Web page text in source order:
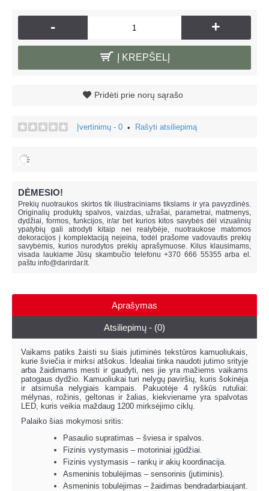
- +
Į KREPŠELĮ
Pridėti prie norų sąrašo
Įvertinimų - 0 • Rašyti atsiliepimą
DĖMESIO!
Prekių nuotraukos skirtos tik iliustraciniams tikslams ir yra pavyzdinės.
Originalių produktų spalvos, vaizdas, užrašai, parametrai, matmenys,
dydžiai, formos, funkcijos, ir/ar bet kurios kitos savybės dėl vizualinių
ypatybių gali atrodyti kitaip nei realybėje, nuotraukose matomos
dekoracijos į komplektaciją neįeina, todėl prašome vadovautis prekių
savybėmis, kurios nurodytos prekių aprašymuose. Kilus klausimams,
visada laukiame Jūsų skambučio telefonu +370 666 55355 arba el.
paštu info@darirdar.lt.
Aprašymas
Atsiliepimų - (0)
Vaikams patiks žaisti su šiais jutiminės tekstūros kamuoliukais,
kurie šviečia ir mirksi atšokus. Idealiai tinka naudoti jutimo srityje
arba žaidimams mesti ir gaudyti, nes jie yra mažiems vaikams
patogaus dydžio. Kamuoliukai turi nelygų paviršių, kuris šokinėja
ir atsimuša nelygiais kampais. Pakuotėje 4 ryškūs rutuliai:
mėlynas, rožinis, geltonas ir žalias, kiekviename yra spalvotas
LED, kuris veikia maždaug 1200 mirksėjimo ciklų.
Palaiko šias mokymosi sritis:
Pasaulio supratimas – šviesa ir spalvos.
Fizinis vystymasis – motoriniai įgūdžiai.
Fizinis vystymasis – rankų ir akių koordinacija.
Asmeninis tobulėjimas – sensorinis (jutiminis).
Asmeninis tobulėjimas – žaidimas bendradarbiaujant.